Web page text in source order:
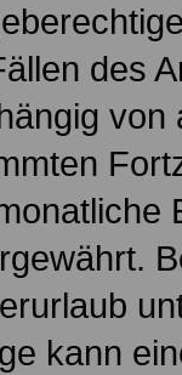
des
von
kann